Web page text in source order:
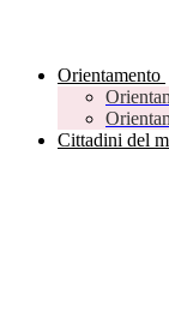
Orientamento
Cittadini del